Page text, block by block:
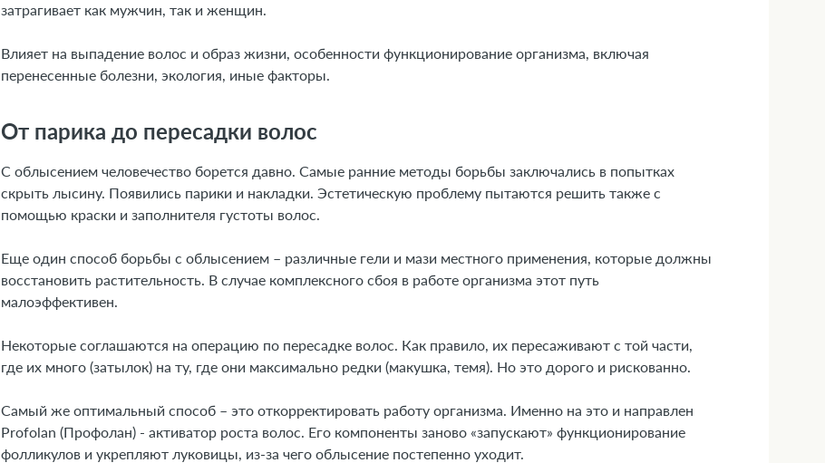
затрагивает как мужчин, так и женщин.
Влияет на выпадение волос и образ жизни, особенности функционирование организма, включая
перенесенные болезни, экология, иные факторы.
От парика до пересадки волос
С облысением человечество борется давно. Самые ранние методы борьбы заключались в попытках
скрыть лысину. Появились парики и накладки. Эстетическую проблему пытаются решить также с
помощью краски и заполнителя густоты волос.
Еще один способ борьбы с облысением – различные гели и мази местного применения, которые должны
восстановить растительность. В случае комплексного сбоя в работе организма этот путь
малоэффективен.
Некоторые соглашаются на операцию по пересадке волос. Как правило, их пересаживают с той части,
где их много (затылок) на ту, где они максимально редки (макушка, темя). Но это дорого и рискованно.
Самый же оптимальный способ – это откорректировать работу организма. Именно на это и направлен
Profolan (Профолан) - активатор роста волос. Его компоненты заново «запускают» функционирование
фолликулов и укрепляют луковицы, из-за чего облысение постепенно уходит.